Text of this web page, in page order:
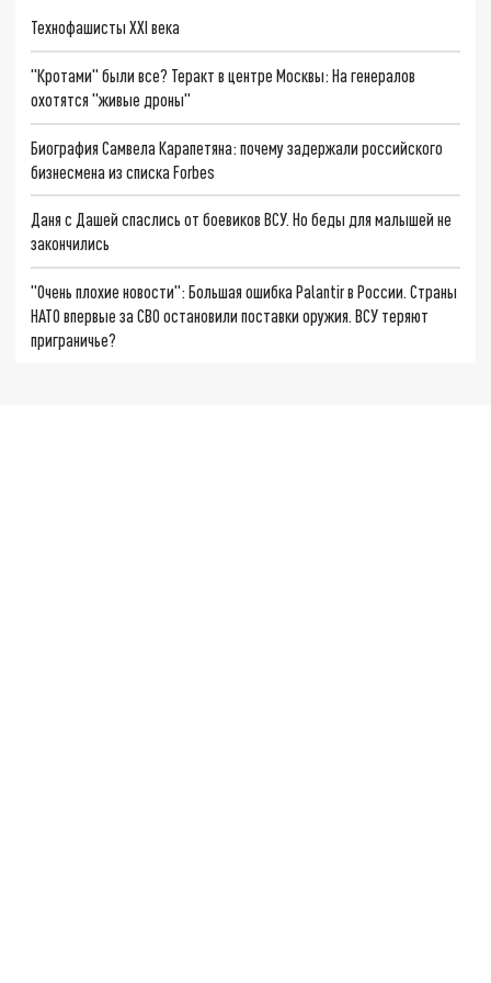
Технофашисты XXI века
"Кротами" были все? Теракт в центре Москвы: На генералов
охотятся "живые дроны"
Биография Самвела Карапетяна: почему задержали российского
бизнесмена из списка Forbes
Даня с Дашей спаслись от боевиков ВСУ. Но беды для малышей не
закончились
"Очень плохие новости": Большая ошибка Palantir в России. Страны
НАТО впервые за СВО остановили поставки оружия. ВСУ теряют
приграничье?